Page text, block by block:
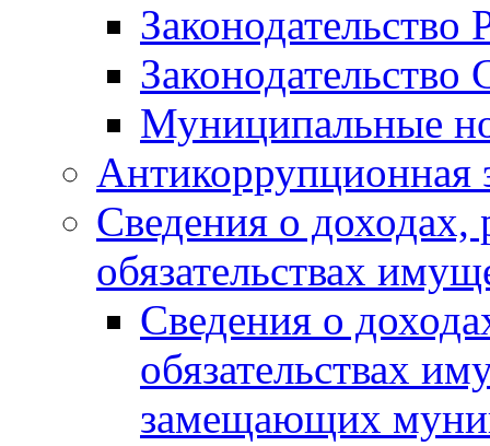
Законодательство
Муниципальные
Антикоррупционная
Сведения о доходах,
обязательствах
Сведения о
обязательствах
замещающих